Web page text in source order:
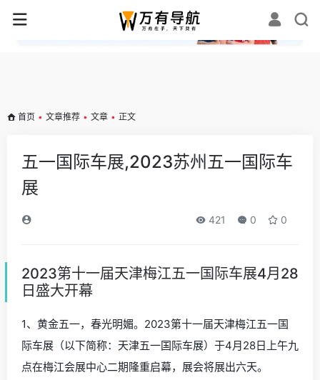
✕
首页 • 文章推荐 • 文章 • 正文
五一国际车展,2023苏州五一国际车
展
421 0 0
2023第十一届天津梅江五一国际车展4月28
日盛大开幕
1、黄金五一，春光明媚。2023第十一届天津梅江五一国
际车展（以下简称：天津五一国际车展）于4月28日上午九
点在梅江会展中心二期隆重启幕，展会将展出六天。